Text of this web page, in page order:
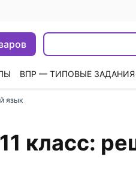
ВПР — ТИПОВЫЕ ЗАДАНИЯ
язык
класс: